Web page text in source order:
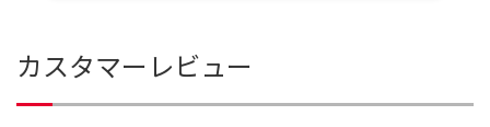
カスタマーレビュー